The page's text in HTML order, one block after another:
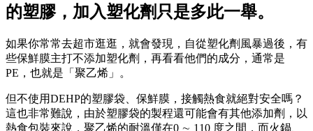
的塑膠，加入塑化劑只是多此一舉。
如果你常常去超市逛逛，就會發現，自從塑化劑風暴過後，有
些保鮮膜主打不添加塑化劑，再看看他們的成分，通常是
PE，也就是「聚乙烯」。
但不使用DEHP的塑膠袋、保鮮膜，接觸熱食就絕對安全嗎？
這也非常難說，由於塑膠袋的製程還可能會有其他添加劑，以
熱食包裝來說，聚乙烯的耐溫僅在0 ∼ 110 度之間，而火鍋、